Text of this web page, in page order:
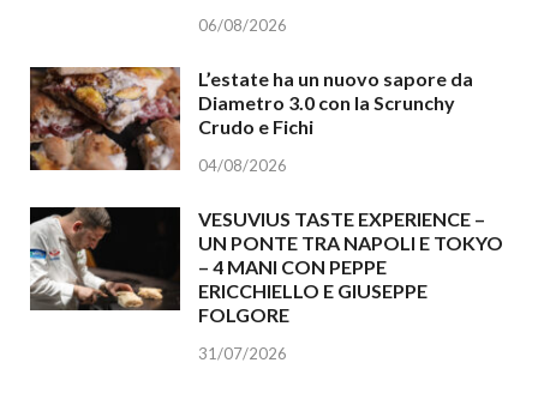
06/08/2026
L’estate ha un nuovo sapore da
Diametro 3.0 con la Scrunchy
Crudo e Fichi
04/08/2026
VESUVIUS TASTE EXPERIENCE –
UN PONTE TRA NAPOLI E TOKYO
– 4 MANI CON PEPPE
ERICCHIELLO E GIUSEPPE
FOLGORE
31/07/2026